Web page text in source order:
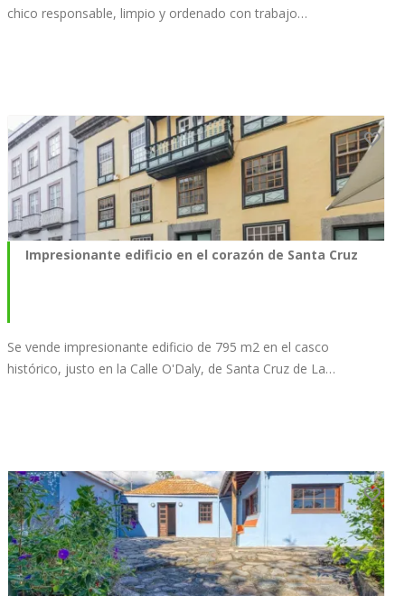
chico responsable, limpio y ordenado con trabajo…
Impresionante edificio en el corazón de Santa Cruz
Se vende impresionante edificio de 795 m2 en el casco
histórico, justo en la Calle O'Daly, de Santa Cruz de La…